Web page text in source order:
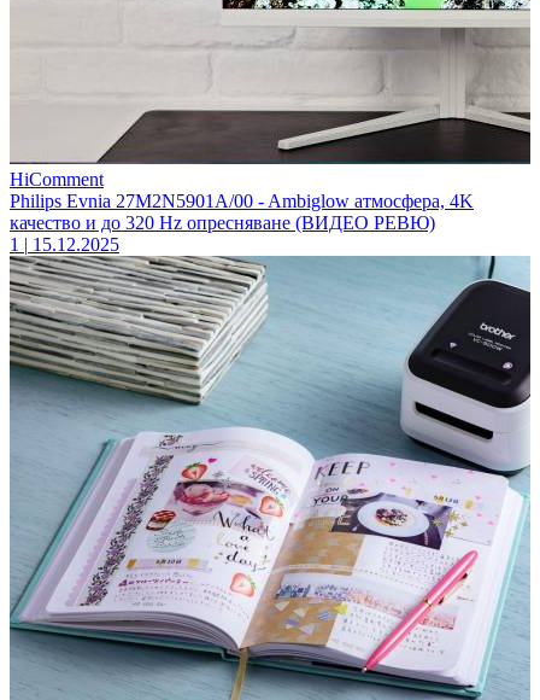
HiComment
Philips Evnia 27M2N5901A/00 - Ambiglow атмосфера, 4K
качество и до 320 Hz опресняване (ВИДЕО РЕВЮ)
1 | 15.12.2025